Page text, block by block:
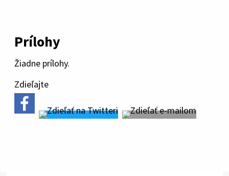
Prílohy
Žiadne prílohy.
Zdieľajte